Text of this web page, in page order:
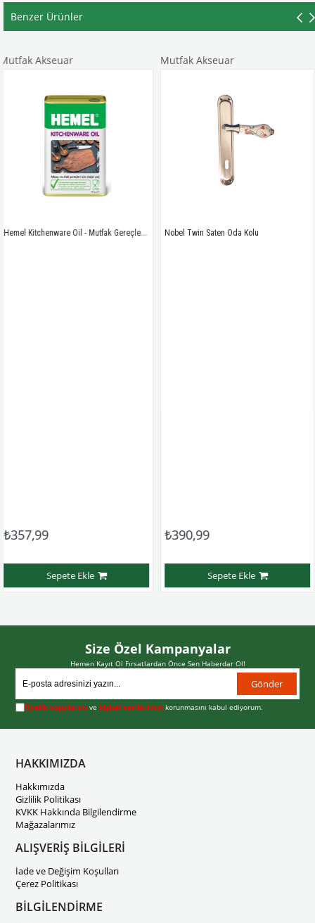
Benzer Ürünler
Hemel Kitchenware Oil - Mutfak Gereçleri Için Doğal Yağ - 0,175 ml
Sepete Ekle
Mutfak Akseuar
Nobel Twin Saten Oda Kolu
₺390,99
Sepete Ekle
Size Özel Kampanyalar
Hemen Kayıt Ol Fırsatlardan Önce Sen Haberdar Ol!
Gönder
Üyelik koşullarını vekişisel verilerimin korunmasını kabul ediyorum.
HAKKIMIZDA
Hakkımızda
Gizlilik Politikası
KVKK Hakkında Bilgilendirme
Mağazalarımız
ALIŞVERİŞ BİLGİLERİ
İade ve Değişim Koşulları
Çerez Politikası
BİLGİLENDİRME